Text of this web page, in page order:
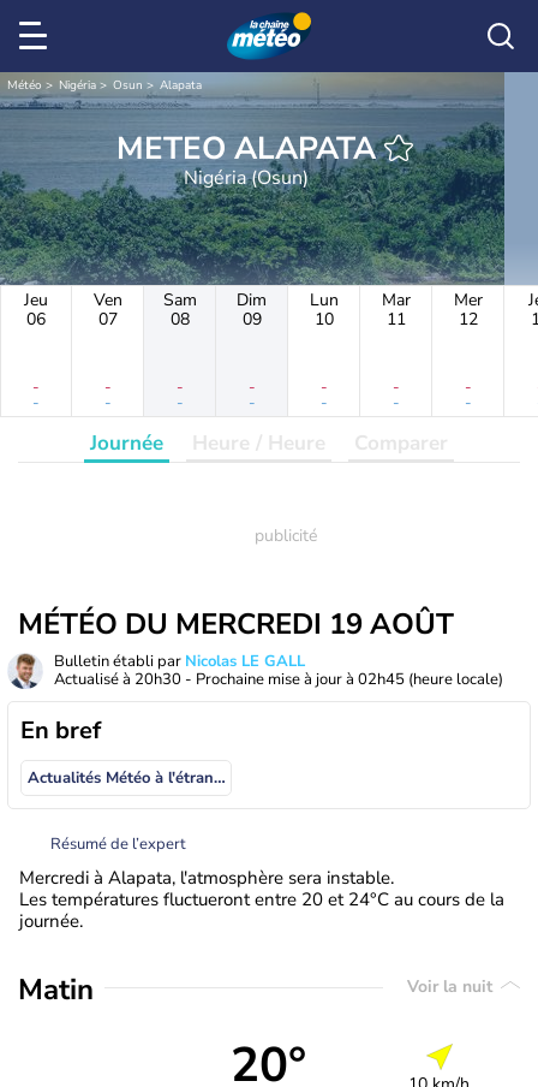
Météo Nigéria Osun Alapata
METEO ALAPATA
Nigéria (Osun)
Jeu
06
-
-
Ven
07
-
-
Sam
08
-
-
Dim
09
-
-
Lun
10
-
-
Mar
11
-
-
Mer
12
-
-
Journée Heure / Heure Comparer
MÉTÉO DU MERCREDI 19 AOÛT
Bulletin établi par Nicolas LE GALL
Actualisé à 20h30 - Prochaine mise à jour à 02h45 (heure locale)
En bref
Actualités Météo à l'étranger
Résumé de l’expert
Mercredi à Alapata, l'atmosphère sera instable.
Les températures fluctueront entre 20 et 24°C au cours de la
journée.
Matin Voir la nuit
20°